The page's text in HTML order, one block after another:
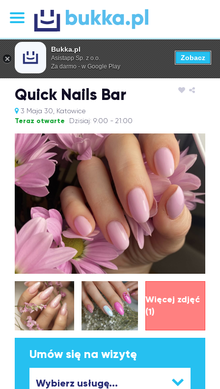
Quick Nails Bar
3 Maja 30, Katowice
Teraz otwarte Dzisiaj: 9:00 - 21:00
Więcej zdjęć
(1)
Umów się na wizytę
Bukka.pl
Asistapp Sp. z o.o.
Za darmo - w Google Play
Zobacz